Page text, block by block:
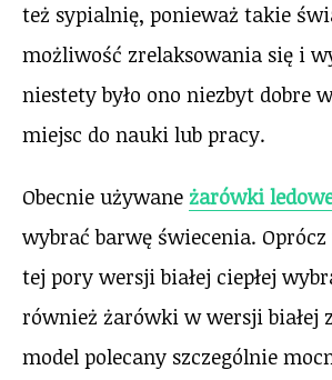
też sypialnię, ponieważ takie
możliwość zrelaksowania się i
niestety było ono niezbyt dobre
miejsc do nauki lub pracy.
Obecnie używane żarówki
wybrać barwę świecenia.
tej pory wersji białej ciepłej
również żarówki w wersji białej
model polecany szczególnie